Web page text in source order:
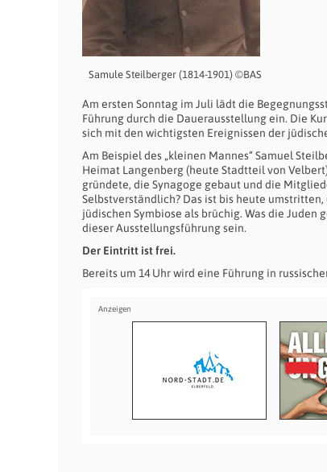
Samule Steilberger (1814-1901) ©BAS
Am ersten Sonntag im Juli lädt die
Führung durch die Dauerausstellung ein. Die
sich mit den wichtigsten Ereignissen der
Am Beispiel des „kleinen Mannes“ Samuel
Heimat Langenberg (heute Stadtteil von
gründete, die Synagoge gebaut und die
Selbstverständlich? Das ist bis heute
jüdischen Symbiose als brüchig. Was die
dieser Ausstellungsführung sein.
Der Eintritt ist frei.
Bereits um 14 Uhr wird eine Führung in